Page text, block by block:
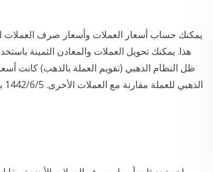
يمكنك حساب أسعار العملات وأسعار صرف العملات
هذا. يمكنك تحويل العملات والمعادن الثمينة
ظل النظام الذهبي (تقويم العملة بالذهب) كانت